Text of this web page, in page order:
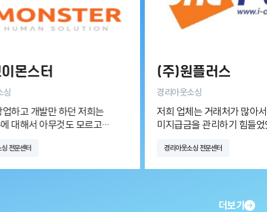
더보기
스터
개발만 하던 저희는
서 아무것도 모르고
과 교육을 받고
센터
(주)원플러스
경리아웃소싱
저희 업체는 거래처가 많아서 미
미지급금을 관리하기 힘들었었는
경리아웃소싱을 의뢰하고 나서, 정확하게
경리아웃소싱 전문센터